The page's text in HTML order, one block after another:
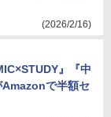
(2026/2/16)
』『中
で半額セ